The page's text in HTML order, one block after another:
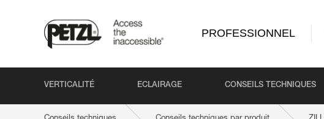
PROFESSIONNEL
VERTICALITÉ ECLAIRAGE CONSEILS TECHNIQUES